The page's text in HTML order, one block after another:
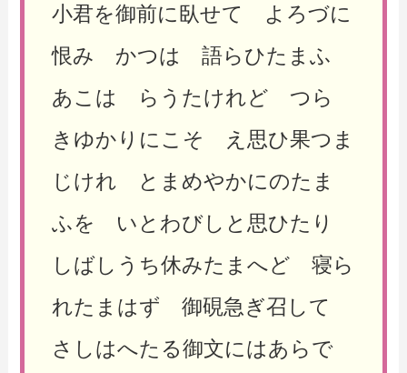
小君を御前に臥せて よろづに
恨み かつは 語らひたまふ
あこは らうたけれど つら
きゆかりにこそ え思ひ果つま
じけれ とまめやかにのたま
ふを いとわびしと思ひたり
しばしうち休みたまへど 寝ら
れたまはず 御硯急ぎ召して
さしはへたる御文にはあらで